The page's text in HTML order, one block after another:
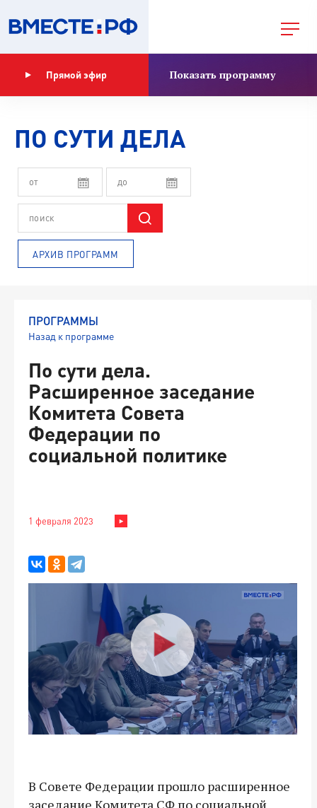
Прямой эфир Показать программу
ПО СУТИ ДЕЛА
АРХИВ ПРОГРАММ
ПРОГРАММЫ
Назад к программе
По сути дела.
Расширенное заседание
Комитета Совета
Федерации по
социальной политике
1 февраля 2023
В Совете Федерации прошло расширенное
заседание Комитета СФ по социальной